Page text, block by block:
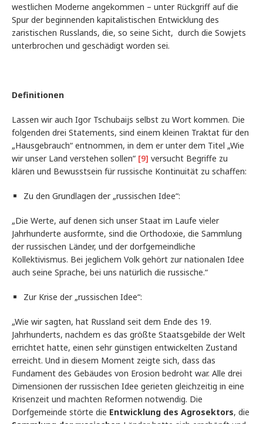
westlichen Moderne angekommen – unter Rückgriff auf die
Spur der beginnenden kapitalistischen Entwicklung des
zaristischen Russlands, die, so seine Sicht, durch die Sowjets
unterbrochen und geschädigt worden sei.
Definitionen
Lassen wir auch Igor Tschubaijs selbst zu Wort kommen. Die
folgenden drei Statements, sind einem kleinen Traktat für den
„Hausgebrauch“ entnommen, in dem er unter dem Titel „Wie
wir unser Land verstehen sollen“ [9] versucht Begriffe zu
klären und Bewusstsein für russische Kontinuität zu schaffen:
Zu den Grundlagen der „russischen Idee“:
„Die Werte, auf denen sich unser Staat im Laufe vieler
Jahrhunderte ausformte, sind die Orthodoxie, die Sammlung
der russischen Länder, und der dorfgemeindliche
Kollektivismus. Bei jeglichem Volk gehört zur nationalen Idee
auch seine Sprache, bei uns natürlich die russische.“
Zur Krise der „russischen Idee“:
„Wie wir sagten, hat Russland seit dem Ende des 19.
Jahrhunderts, nachdem es das größte Staatsgebilde der Welt
errichtet hatte, einen sehr günstigen entwickelten Zustand
erreicht. Und in diesem Moment zeigte sich, dass das
Fundament des Gebäudes von Erosion bedroht war. Alle drei
Dimensionen der russischen Idee gerieten gleichzeitig in eine
Krisenzeit und machten Reformen notwendig. Die
Dorfgemeinde störte die Entwicklung des Agrosektors, die